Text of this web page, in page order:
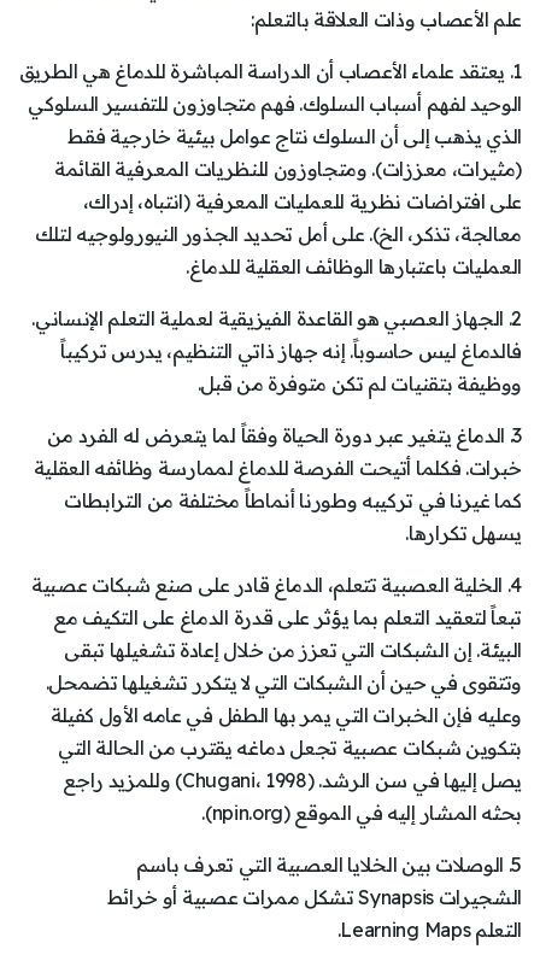
علم الأعصاب وذات العلاقة بالتعلم:
1. يعتقد علماء الأعصاب أن الدراسة المباشرة للدماغ هي الطريق
الوحيد لفهم أسباب السلوك. فهم متجاوزون للتفسير السلوكي
الذي يذهب إلى أن السلوك نتاج عوامل بيئية خارجية فقط
(مثيرات، معززات). ومتجاوزون للنظريات المعرفية القائمة
على افتراضات نظرية للعمليات المعرفية (انتباه، إدراك،
معالجة، تذكر، الخ). على أمل تحديد الجذور النيورولوجيه لتلك
العمليات باعتبارها الوظائف العقلية للدماغ.
2. الجهاز العصبي هو القاعدة الفيزيقية لعملية التعلم الإنساني.
فالدماغ ليس حاسوباً. إنه جهاز ذاتي التنظيم، يدرس تركيباً
ووظيفة بتقنيات لم تكن متوفرة من قبل.
3. الدماغ يتغير عبر دورة الحياة وفقاً لما يتعرض له الفرد من
خبرات. فكلما أتيحت الفرصة للدماغ لممارسة وظائفه العقلية
كما غيرنا في تركيبه وطورنا أنماطاً مختلفة من الترابطات
يسهل تكرارها.
4. الخلية العصبية تتعلم، الدماغ قادر على صنع شبكات عصبية
تبعاً لتعقيد التعلم بما يؤثر على قدرة الدماغ على التكيف مع
البيئة. إن الشبكات التي تعزز من خلال إعادة تشغيلها تبقى
وتتقوى في حين أن الشبكات التي لا يتكرر تشغيلها تضمحل.
وعليه فإن الخبرات التي يمر بها الطفل في عامه الأول كفيلة
بتكوين شبكات عصبية تجعل دماغه يقترب من الحالة التي
يصل إليها في سن الرشد. (Chugani، 1998) وللمزيد راجع
بحثه المشار إليه في الموقع (npin.org).
5. الوصلات بين الخلايا العصبية التي تعرف باسم
الشجيرات Synapsis تشكل ممرات عصبية أو خرائط
التعلم Learning Maps.